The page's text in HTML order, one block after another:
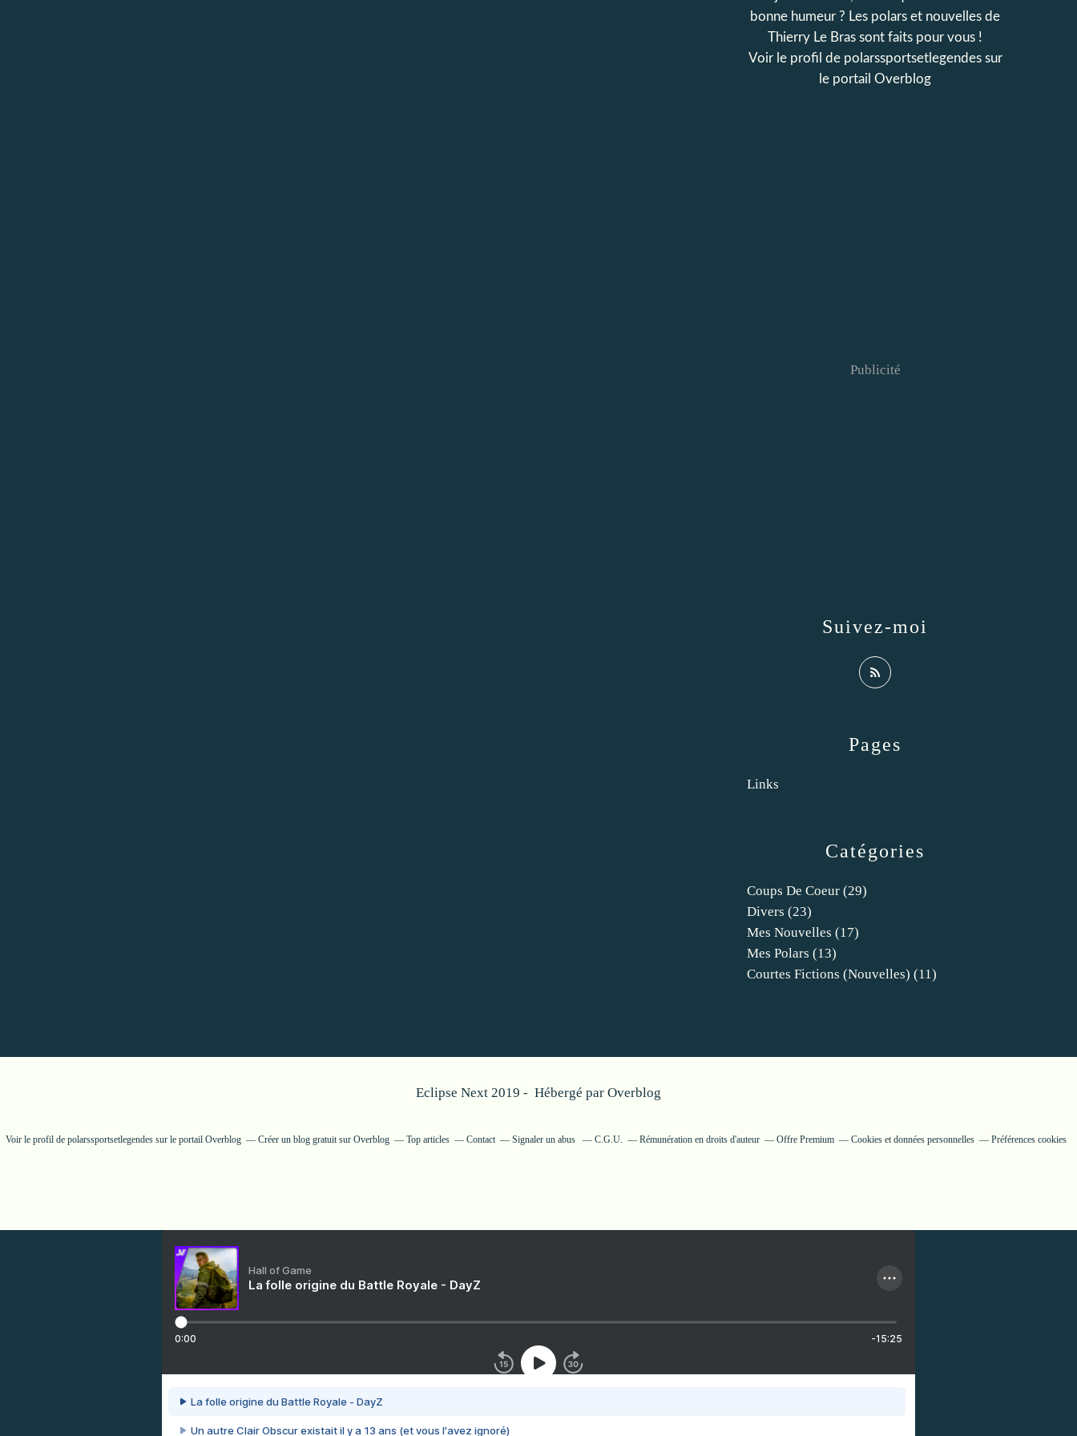
Catégories
Coups De Coeur (29)
Divers (23)
Mes Nouvelles (17)
Mes Polars (13)
Courtes Fictions (nouvelles) (11)
Pages
Links
bonne humeur ? Les polars et nouvelles de
Thierry Le Bras sont faits pour vous !
Voir le profil de polarssportsetlegendessur
le portail Overblog
Suivez-moi
Publicité
Eclipse Next 2019 - Hébergé par Overblog
Voir le profil de polarssportsetlegendes sur le portail Overblog Créer un blog gratuit sur Overblog Top articles Contact Signaler un abus C.G.U. Rémunération en droits d'auteur Offre Premium Cookies et données personnelles Préférences cookies
Hall of Game
La folle origine du Battle Royale - DayZ
0:00 -15:25
La folle origine du Battle Royale - DayZ
Un autre Clair Obscur existait il y a 13 ans (et vous l'avez ignoré)